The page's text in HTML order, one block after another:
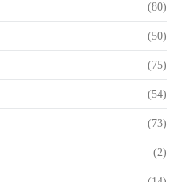
(80)
(50)
(75)
(54)
(73)
(2)